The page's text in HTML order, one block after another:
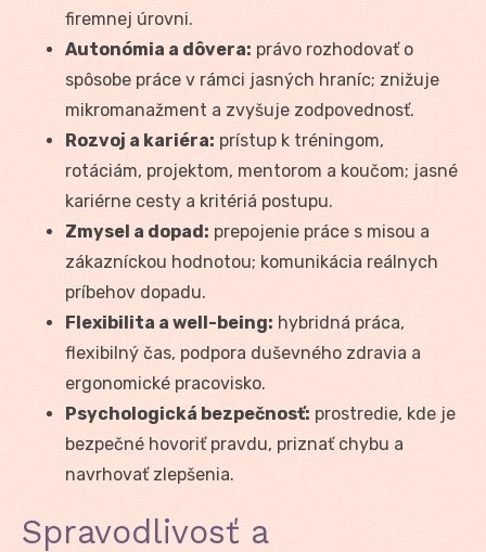
firemnej úrovni.
Autonómia a dôvera: právo rozhodovať o
spôsobe práce v rámci jasných hraníc; znižuje
mikromanažment a zvyšuje zodpovednosť.
Rozvoj a kariéra: prístup k tréningom,
rotáciám, projektom, mentorom a koučom; jasné
kariérne cesty a kritériá postupu.
Zmysel a dopad: prepojenie práce s misou a
zákazníckou hodnotou; komunikácia reálnych
príbehov dopadu.
Flexibilita a well-being: hybridná práca,
flexibilný čas, podpora duševného zdravia a
ergonomické pracovisko.
Psychologická bezpečnosť: prostredie, kde je
bezpečné hovoriť pravdu, priznať chybu a
navrhovať zlepšenia.
Spravodlivosť a